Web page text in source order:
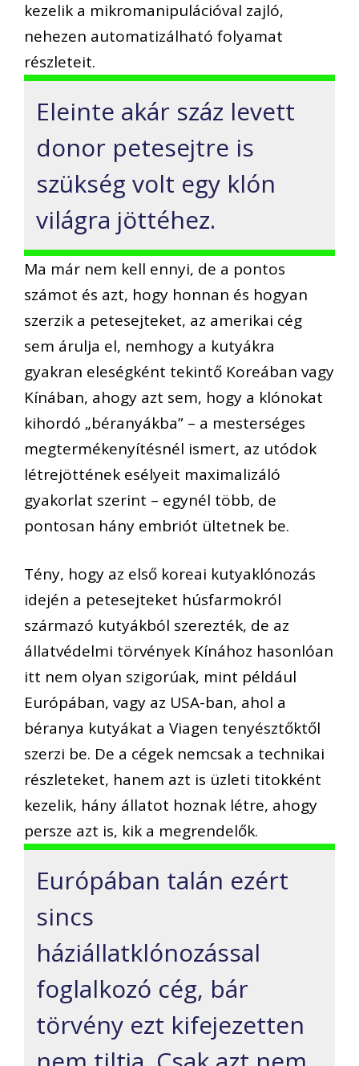
kezelik a mikromanipulációval zajló,
nehezen automatizálható folyamat
részleteit.
Eleinte akár száz levett
donor petesejtre is
szükség volt egy klón
világra jöttéhez.
Ma már nem kell ennyi, de a pontos
számot és azt, hogy honnan és hogyan
szerzik a petesejteket, az amerikai cég
sem árulja el, nemhogy a kutyákra
gyakran eleségként tekintő Koreában vagy
Kínában, ahogy azt sem, hogy a klónokat
kihordó „béranyákba” – a mesterséges
megtermékenyítésnél ismert, az utódok
létrejöttének esélyeit maximalizáló
gyakorlat szerint – egynél több, de
pontosan hány embriót ültetnek be.
Tény, hogy az első koreai kutyaklónozás
idején a petesejteket húsfarmokról
származó kutyákból szerezték, de az
állatvédelmi törvények Kínához hasonlóan
itt nem olyan szigorúak, mint például
Európában, vagy az USA-ban, ahol a
béranya kutyákat a Viagen tenyésztőktől
szerzi be. De a cégek nemcsak a technikai
részleteket, hanem azt is üzleti titokként
kezelik, hány állatot hoznak létre, ahogy
persze azt is, kik a megrendelők.
Európában talán ezért
sincs
háziállatklónozással
foglalkozó cég, bár
törvény ezt kifejezetten